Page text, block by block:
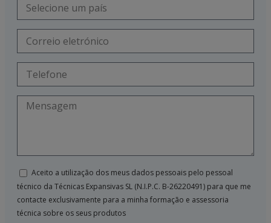
Aceito a utilização dos meus dados pessoais pelo pessoal
técnico da Técnicas Expansivas SL (N.I.P.C. B-26220491) para que me
contacte exclusivamente para a minha formação e assessoria
técnica sobre os seus produtos